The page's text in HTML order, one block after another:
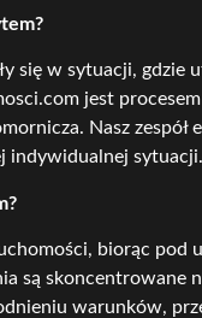
się w sytuacji,
jest
Nasz
indywidualnej sytuacji.
biorąc
są
warunków,